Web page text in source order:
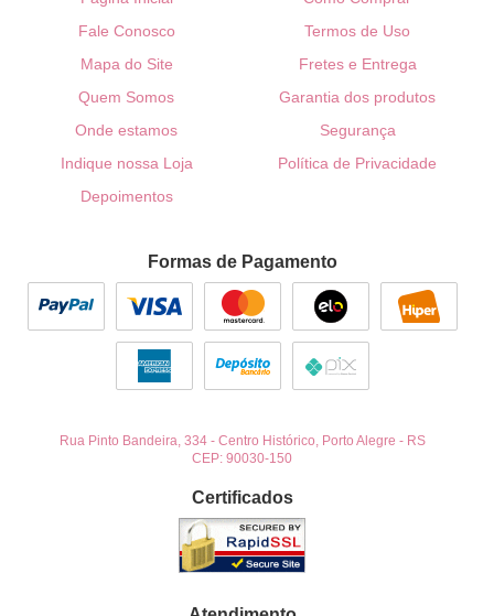
Fale Conosco
Mapa do Site
Quem Somos
Onde estamos
Indique nossa Loja
Depoimentos
Termos de Uso
Fretes e Entrega
Garantia dos produtos
Segurança
Política de Privacidade
Formas de Pagamento
Rua Pinto Bandeira, 334- Centro Histórico, Porto Alegre - RS
CEP: 90030-150
Certificados